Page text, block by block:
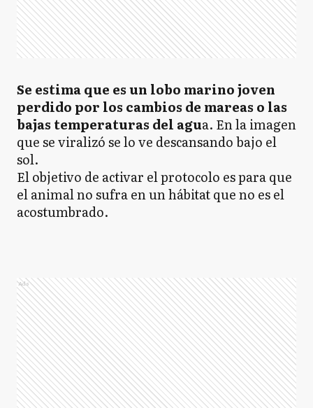
Se estima que es un lobo marino joven
perdido por los cambios de mareas o las
bajas temperaturas del agua. En la imagen
que se viralizó se lo ve descansando bajo el
sol.
El objetivo de activar el protocolo es para que
el animal no sufra en un hábitat que no es el
acostumbrado.
Ads